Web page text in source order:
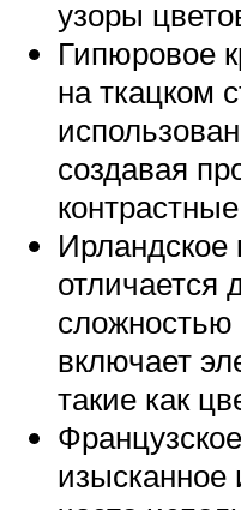
узоры
Гипюровое
на ткацком
создавая
Ирландское
отличается
сложностью
включает
такие как
изысканное